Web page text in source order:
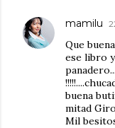
mamilu
Que
ese libro
buena
mitad
Mil